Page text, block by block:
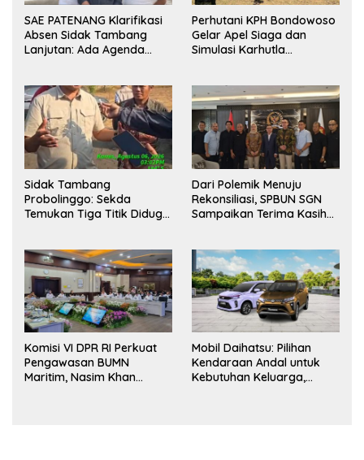
SAE PATENANG Klarifikasi
Absen Sidak Tambang
Lanjutan: Ada Agenda
Perhutani KPH Bondowoso
Gelar Apel Siaga dan
Simulasi Karhutla
Kesiapsiagaan Personel
Sidak Tambang
Probolinggo: Sekda
Temukan Tiga Titik Diduga
Dari Polemik Menuju
Rekonsiliasi, SPBUN SGN
Sampaikan Terima Kasih
Perselisihan
Komisi VI DPR RI Perkuat
Pengawasan BUMN
Maritim, Nasim Khan
Mobil Daihatsu: Pilihan
Kendaraan Andal untuk
Kebutuhan Keluarga,